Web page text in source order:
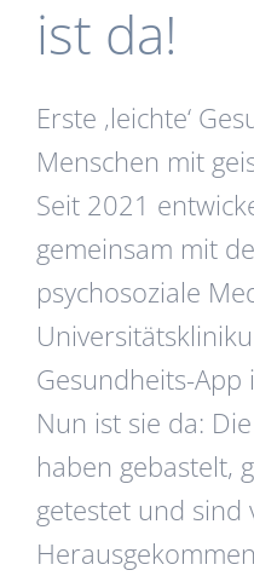
ist da!
Erste ‚leichte‘
Menschen mit
Seit 2021
gemeinsam mit
psychosoziale
Gesundheits-App
Nun ist sie da:
haben gebastelt,
getestet und sind